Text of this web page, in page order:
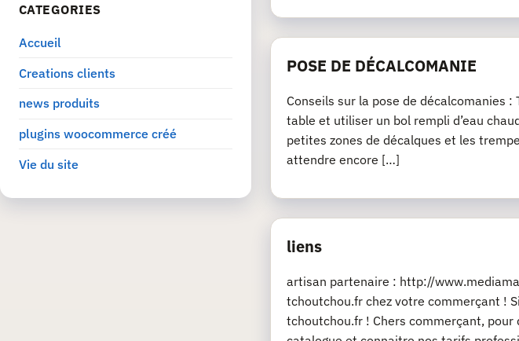
POSE DE DÉCALCOMANIE
Conseils sur la pose de décalcomanies
table et utiliser un bol rempli d’eau
petites zones de décalques et les
attendre encore […]
liens
artisan partenaire : http://
tchoutchou.fr chez votre commerçant !
tchoutchou.fr ! Chers commerçant,
CATEGORIES
Accueil
Creations clients
news produits
plugins woocommerce créé
Vie du site